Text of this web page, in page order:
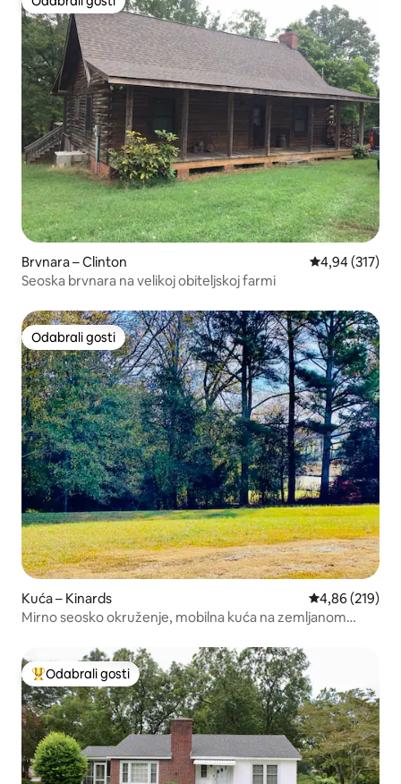
Odabrali gosti
Brvnara – Clinton Prosječna
4,94 (317)
Seoska brvnara na velikoj obiteljskoj farmi
Odabrali gosti
Odabrali gosti
Kuća – Kinards Prosječna
4,86 (219)
Mirno seosko okruženje, mobilna kuća na zemljanom
Među najviše rangiranima s oznakom „Odabrali gosti”
Odabrali gosti